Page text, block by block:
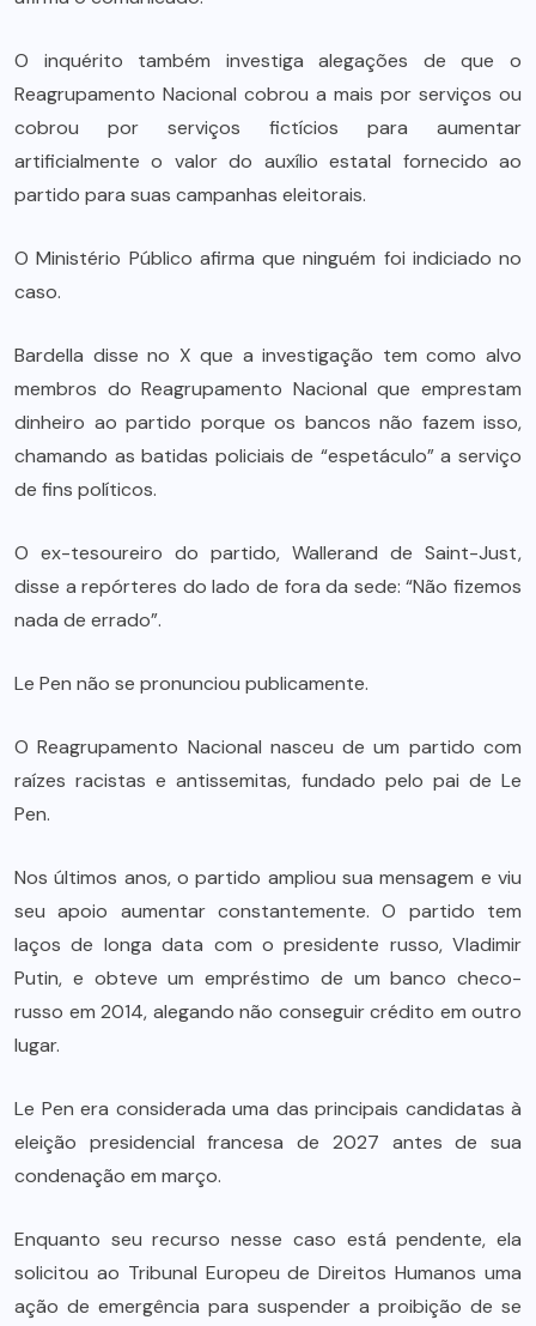
O inquérito também investiga alegações de que o
Reagrupamento Nacional cobrou a mais por serviços ou
cobrou por serviços fictícios para aumentar
artificialmente o valor do auxílio estatal fornecido ao
partido para suas campanhas eleitorais.
O Ministério Público afirma que ninguém foi indiciado no
caso.
Bardella disse no X que a investigação tem como alvo
membros do Reagrupamento Nacional que emprestam
dinheiro ao partido porque os bancos não fazem isso,
chamando as batidas policiais de “espetáculo” a serviço
de fins políticos.
O ex-tesoureiro do partido, Wallerand de Saint-Just,
disse a repórteres do lado de fora da sede: “Não fizemos
nada de errado”.
Le Pen não se pronunciou publicamente.
O Reagrupamento Nacional nasceu de um partido com
raízes racistas e antissemitas, fundado pelo pai de Le
Pen.
Nos últimos anos, o partido ampliou sua mensagem e viu
seu apoio aumentar constantemente. O partido tem
laços de longa data com o presidente russo, Vladimir
Putin, e obteve um empréstimo de um banco checo-
russo em 2014, alegando não conseguir crédito em outro
lugar.
Le Pen era considerada uma das principais candidatas à
eleição presidencial francesa de 2027 antes de sua
condenação em março.
Enquanto seu recurso nesse caso está pendente, ela
solicitou ao Tribunal Europeu de Direitos Humanos uma
ação de emergência para suspender a proibição de se